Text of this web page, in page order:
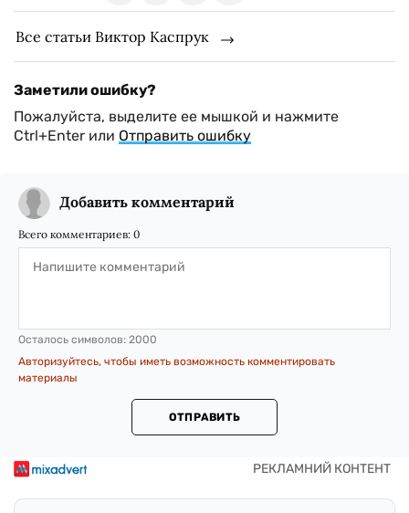
Все статьи Виктор Каспрук
Заметили ошибку?
Пожалуйста, выделите ее мышкой и нажмите
Ctrl+Enter или Отправить ошибку
Добавить комментарий
Всего комментариев: 0
Осталось символов: 2000
Авторизуйтесь, чтобы иметь возможность комментировать
материалы
ОТПРАВИТЬ